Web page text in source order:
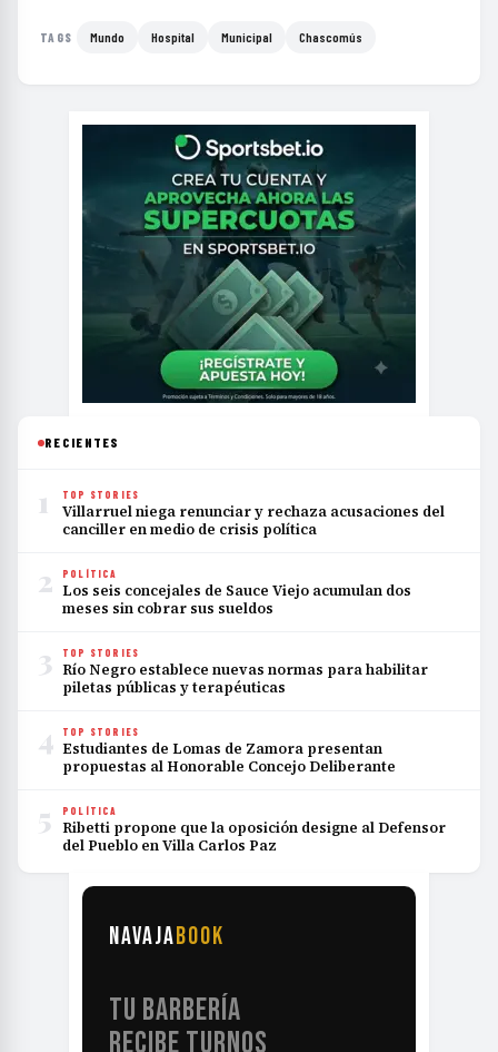
TAGS Mundo Hospital Municipal Chascomús
RECIENTES
1 TOP STORIES
Villarruel niega renunciar y rechaza acusaciones del
canciller en medio de crisis política
2 POLÍTICA
Los seis concejales de Sauce Viejo acumulan dos
meses sin cobrar sus sueldos
3 TOP STORIES
Río Negro establece nuevas normas para habilitar
piletas públicas y terapéuticas
4 TOP STORIES
Estudiantes de Lomas de Zamora presentan
propuestas al Honorable Concejo Deliberante
5 POLÍTICA
Ribetti propone que la oposición designe al Defensor
del Pueblo en Villa Carlos Paz
NAVAJABOOK
TU BARBERÍA
RECIBE TURNOS